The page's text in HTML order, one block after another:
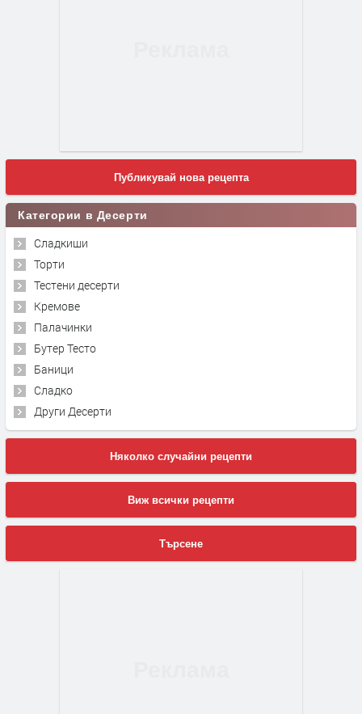
Публикувай нова рецепта
Категории в Десерти
Сладкиши
Торти
Тестени десерти
Кремове
Палачинки
Бутер Тесто
Баници
Сладко
Други Десерти
Няколко случайни рецепти
Виж всички рецепти
Търсене